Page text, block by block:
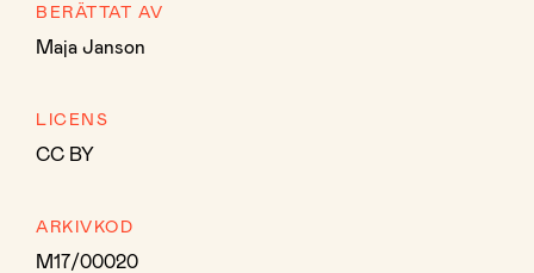
BERÄTTAT AV
Maja Janson
LICENS
CC BY
ARKIVKOD
M17/00020